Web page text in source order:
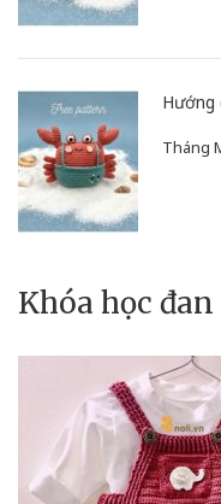
Hướng
Tháng
Khóa học